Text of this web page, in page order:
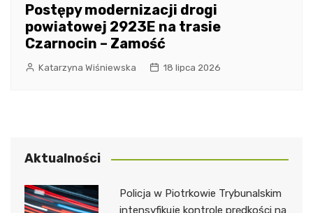
Postępy modernizacji drogi
powiatowej 2923E na trasie
Czarnocin – Zamość
Katarzyna Wiśniewska 18 lipca 2026
Aktualności
Policja w Piotrkowie Trybunalskim